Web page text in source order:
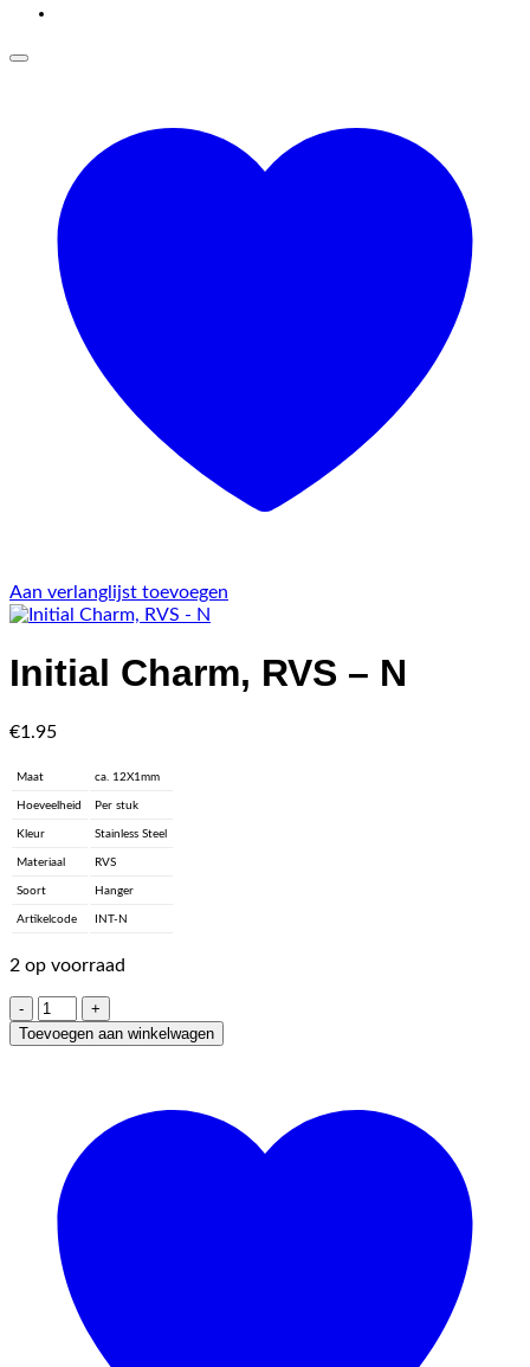
Aan verlanglijst toevoegen
Initial Charm, RVS – N
€1.95
Maat ca. 12X1mm
Hoeveelheid Per stuk
Kleur Stainless Steel
Materiaal RVS
Soort Hanger
Artikelcode INT-N
2 op voorraad
Initial
Charm,
RVS
Toevoegen aan winkelwagen